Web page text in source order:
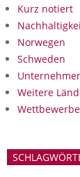
Kurz notiert
Norwegen
Schweden
Weitere